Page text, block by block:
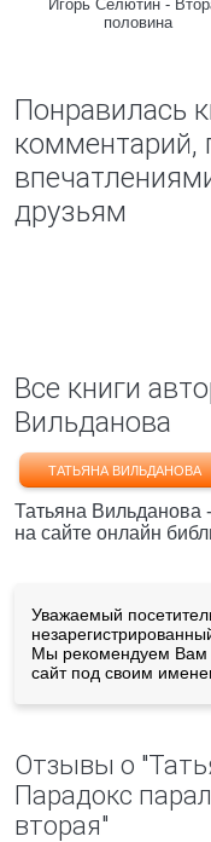
Игорь Селютин -
половина
Понравилась
комментарий,
друзьям
Все книги
Вильданова
ТАТЬЯНА ВИЛЬДАНОВА
Татьяна Вильданова
на сайте онлайн
Уважаемый
Мы рекомендуем Вам
сайт под своим
Отзывы о
Парадокс
вторая"